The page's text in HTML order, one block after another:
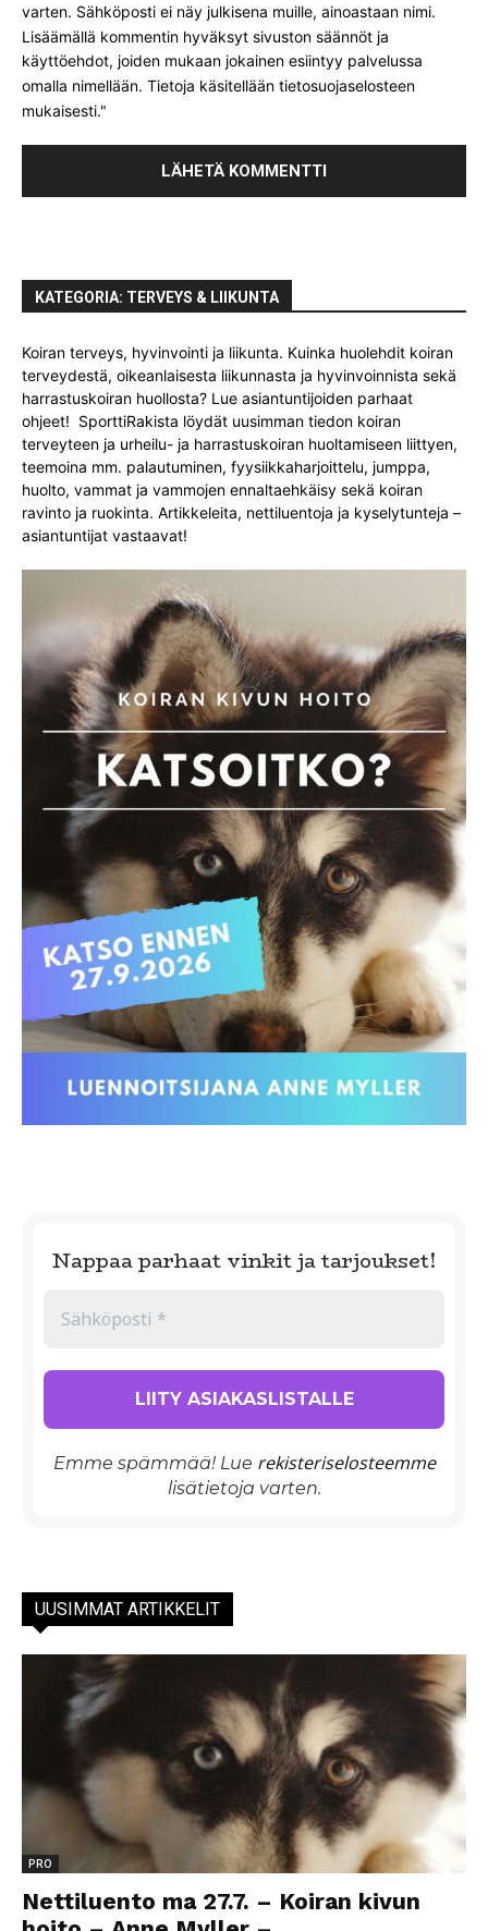
varten. Sähköposti ei näy julkisena muille, ainoastaan nimi.
Lisäämällä kommentin hyväksyt sivuston säännöt ja
käyttöehdot, joiden mukaan jokainen esiintyy palvelussa
omalla nimellään. Tietoja käsitellään tietosuojaselosteen
mukaisesti."
KATEGORIA: TERVEYS & LIIKUNTA
Koiran terveys, hyvinvointi ja liikunta. Kuinka huolehdit koiran
terveydestä, oikeanlaisesta liikunnasta ja hyvinvoinnista sekä
harrastuskoiran huollosta? Lue asiantuntijoiden parhaat
ohjeet! SporttiRakista löydät uusimman tiedon koiran
terveyteen ja urheilu- ja harrastuskoiran huoltamiseen liittyen,
teemoina mm. palautuminen, fyysiikkaharjoittelu, jumppa,
huolto, vammat ja vammojen ennaltaehkäisy sekä koiran
ravinto ja ruokinta. Artikkeleita, nettiluentoja ja kyselytunteja –
asiantuntijat vastaavat!
Nappaa parhaat vinkit ja tarjoukset!
Emme spämmää! Lue rekisteriselosteemme
lisätietoja varten.
UUSIMMAT ARTIKKELIT
PRO
Nettiluento ma 27.7. – Koiran kivun